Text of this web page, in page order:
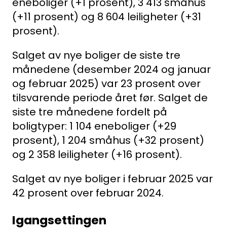
(+11 prosent) og 8 604 leiligheter (+31
prosent).
Salget av nye boliger de siste tre
månedene (desember 2024 og januar
og februar 2025) var 23 prosent over
tilsvarende periode året før. Salget de
siste tre månedene fordelt på
boligtyper: 1 104 eneboliger (+29
prosent), 1 204 småhus (+32 prosent)
og 2 358 leiligheter (+16 prosent).
Salget av nye boliger i februar 2025 var
42 prosent over februar 2024.
Igangsettingen